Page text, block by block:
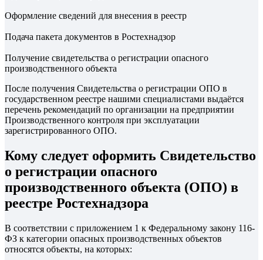
Оформление сведений для внесения в реестр
Подача пакета документов в Ростехнадзор
Получение свидетельства о регистрации опасного
производственного объекта
После получения Свидетельства о регистрации ОПО в
государственном реестре нашими специалистами выдаётся
перечень рекомендаций по организации на предприятии
Производственного контроля при эксплуатации
зарегистрированного ОПО.
Кому следует оформить Свидетельство
о регистрации опасного
производственного объекта (ОПО) в
реестре Ростехнадзора
В соответствии с приложением 1 к Федеральному закону 116-
ФЗ к категории опасных производственных объектов
относятся объекты, на которых: